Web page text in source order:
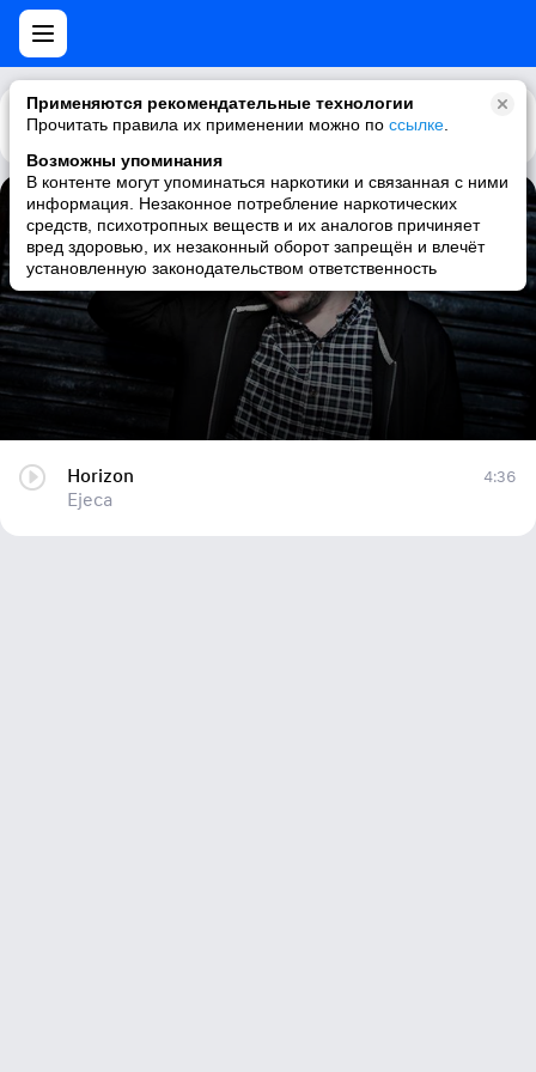
Применяются рекомендательные технологии
Прочитать правила их применении можно по ссылке
Возможны упоминания
В контенте могут упоминаться наркотики и связанная с ними
информация. Незаконное потребление наркотических
средств, психотропных веществ и их аналогов причиняет
вред здоровью, их незаконный оборот запрещён и влечёт
установленную законодательством ответственность
Каталог Рекомендации
Horizon
Ejeca
Horizon
Ejeca
4:36